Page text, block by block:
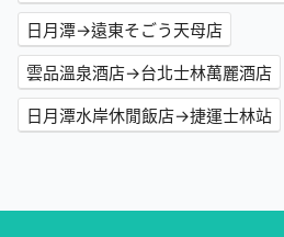
日月潭→遠東そごう天母店
雲品溫泉酒店→台北士林萬麗酒店
日月潭水岸休閒飯店→捷運士林站